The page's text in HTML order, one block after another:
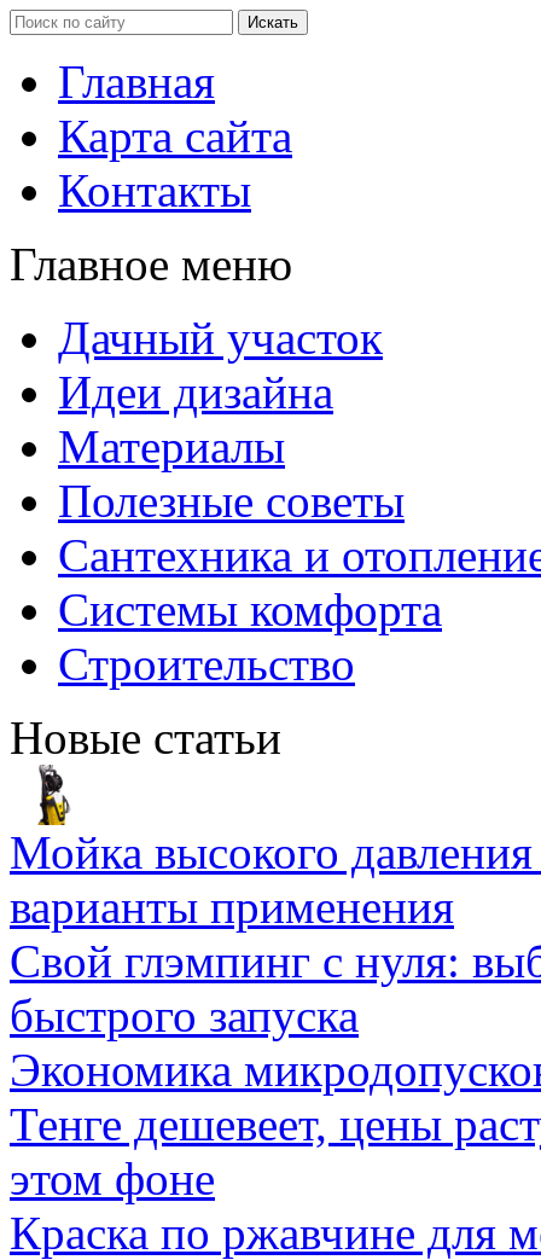
Главная
Карта сайта
Контакты
Главное меню
Дачный участок
Идеи дизайна
Материалы
Полезные советы
Сантехника и
Системы комфорта
Строительство
Новые статьи
Мойка высокого
варианты применения
Свой глэмпинг с нуля:
быстрого запуска
Экономика
Тенге дешевеет, цены
этом фоне
Краска по ржавчине для